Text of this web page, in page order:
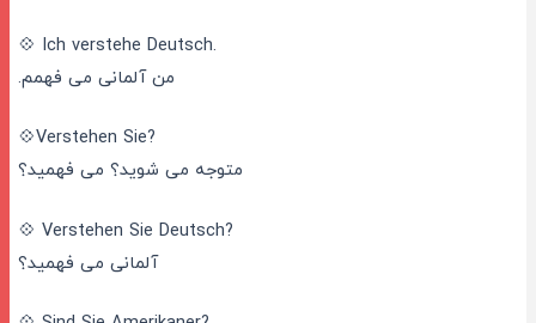
💠 Ich verstehe Deutsch.
من آلمانی می فهمم.
💠Verstehen Sie?
متوجه می شوید؟ می فهمید؟
💠 Verstehen Sie Deutsch?
آلمانی می فهمید؟